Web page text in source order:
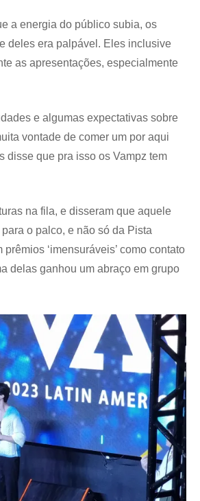
a energia do público subia, os
deles era palpável. Eles inclusive
as apresentações, especialmente
e algumas expectativas sobre
vontade de comer um por aqui
disse que pra isso os Vampz tem
na fila, e disseram que aquele
o palco, e não só da Pista
‘imensuráveis’ como contato
delas ganhou um abraço em grupo